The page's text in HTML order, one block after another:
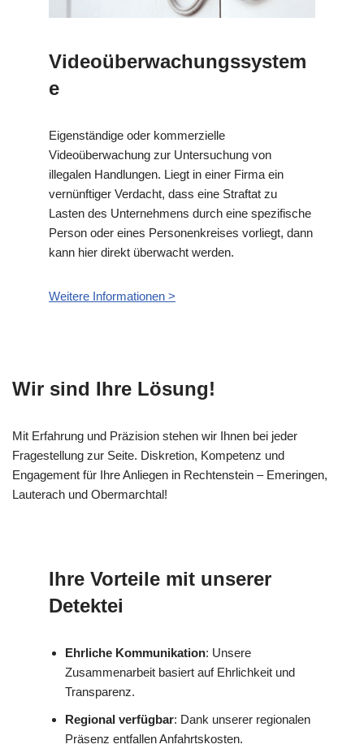
Videoüberwachungssystem
e
Eigenständige oder kommerzielle
Videoüberwachung zur Untersuchung von
illegalen Handlungen. Liegt in einer Firma ein
vernünftiger Verdacht, dass eine Straftat zu
Lasten des Unternehmens durch eine spezifische
Person oder eines Personenkreises vorliegt, dann
kann hier direkt überwacht werden.
Weitere Informationen >
Wir sind Ihre Lösung!
Mit Erfahrung und Präzision stehen wir Ihnen bei jeder
Fragestellung zur Seite. Diskretion, Kompetenz und
Engagement für Ihre Anliegen in Rechtenstein – Emeringen,
Lauterach und Obermarchtal!
Ihre Vorteile mit unserer
Detektei
Ehrliche Kommunikation: Unsere
Zusammenarbeit basiert auf Ehrlichkeit und
Transparenz.
Regional verfügbar: Dank unserer regionalen
Präsenz entfallen Anfahrtskosten.